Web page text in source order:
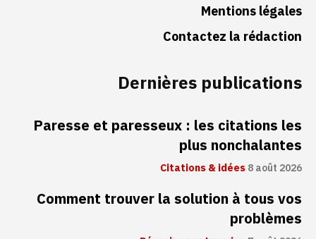
Mentions légales
Contactez la rédaction
Dernières publications
Paresse et paresseux : les citations les
plus nonchalantes
Citations & idées8 août 2026
Comment trouver la solution à tous vos
problèmes